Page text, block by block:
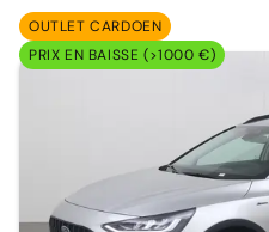
OUTLET CARDOEN
PRIX EN BAISSE (>1000 €)